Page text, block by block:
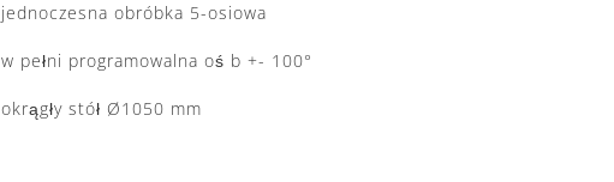
jednoczesna obróbka 5-osiowa
w pełni programowalna oś b +- 100°
okrągły stół Ø1050 mm